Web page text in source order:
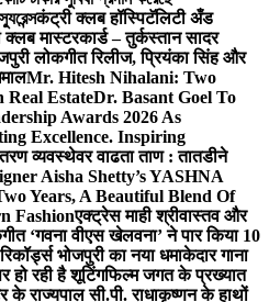
कंट्री क्लब हॉस्पिटॅलिटी अँड
मास्टरकार्ड – तुर्कस्तान सादर
लोकगीत रिलीज, प्रियंका सिंह और
Mr. Hitesh Nihalani: Two
Real EstateDr. Basant Goel To
Awards 2026 As
Excellence. Inspiring
व्यवस्थेवर वाढता ताण : तातडीने
Aisha Shetty’s YASHNA
Years, A Beautiful Blend Of
Fashionएक्ट्रेस माही श्रीवास्तव और
‘गवना वीएस खेलवना’ ने पार किया 10
भोजपुरी का नया धमाकेदार गाना
रही है शूटिंगफिल्म जगत के प्रख्यात
के राज्यपाल सी.पी. राधाकृष्णन के हाथों